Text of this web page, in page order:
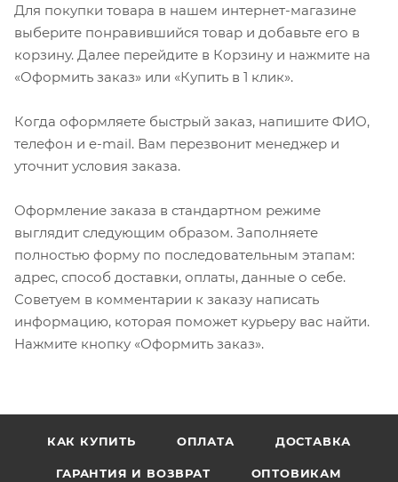
Для покупки товара в нашем интернет-магазине
выберите понравившийся товар и добавьте его в
корзину. Далее перейдите в Корзину и нажмите на
«Оформить заказ» или «Купить в 1 клик».
Когда оформляете быстрый заказ, напишите ФИО,
телефон и e-mail. Вам перезвонит менеджер и
уточнит условия заказа.
Оформление заказа в стандартном режиме
выглядит следующим образом. Заполняете
полностью форму по последовательным этапам:
адрес, способ доставки, оплаты, данные о себе.
Советуем в комментарии к заказу написать
информацию, которая поможет курьеру вас найти.
Нажмите кнопку «Оформить заказ».
КАК КУПИТЬ ОПЛАТА ДОСТАВКА
ГАРАНТИЯ И ВОЗВРАТ ОПТОВИКАМ